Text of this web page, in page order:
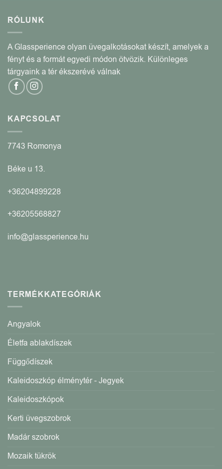
RÓLUNK
A Glassperience olyan üvegalkotásokat készít, amelyek a
fényt és a formát egyedi módon ötvözik. Különleges
tárgyaink a tér ékszerévé válnak
KAPCSOLAT
7743 Romonya
Béke u 13.
+36204899228
+36205568827
info@glassperience.hu
TERMÉKKATEGÓRIÁK
Angyalok
Életfa ablakdíszek
Függődíszek
Kaleidoszkóp élménytér - Jegyek
Kaleidoszkópok
Kerti üvegszobrok
Madár szobrok
Mozaik tükrök